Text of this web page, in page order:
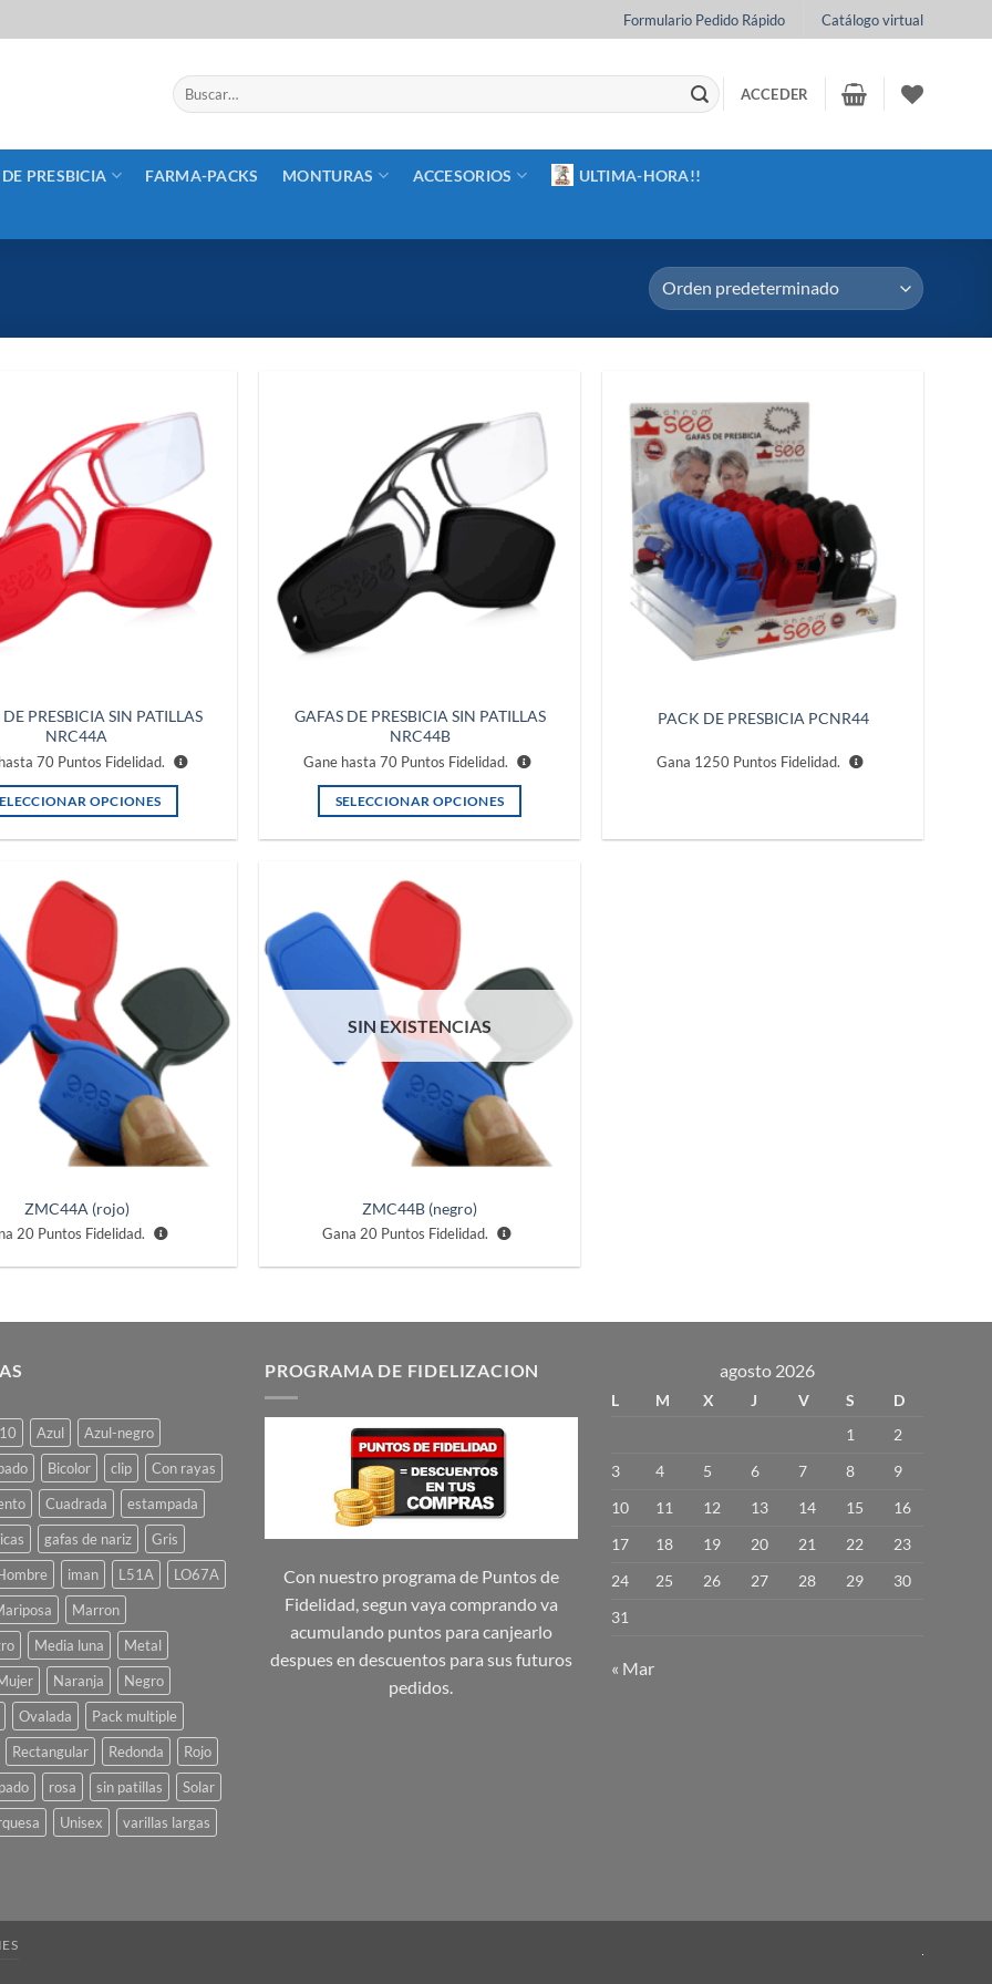
Formulario Pedido Rápido Catálogo virtual
Buscar
por:
ACCEDER
PRESBICIA FARMA-PACKS MONTURAS ACCESORIOS ULTIMA-HORA!!
Añadir
a la
deseos
PRESBICIA SIN PATILLAS
NRC44A
70 Puntos Fidelidad.
OPCIONES
múltiples
variantes.
opciones
se
pueden
elegir
en
página
de
Añadir
deseos
GAFAS DE PRESBICIA SIN PATILLAS
NRC44B
Gane hasta 70 Puntos Fidelidad.
SELECCIONAR OPCIONES
múltiples
variantes.
opciones
pueden
elegir
en
página
de
PACK DE PRESBICIA PCNR44
Gana 1250 Puntos Fidelidad.
deseos
ZMC44A (rojo)
20 Puntos Fidelidad.
deseos
SIN EXISTENCIAS
ZMC44B (negro)
Gana 20 Puntos Fidelidad.
Azul
Azul-negro
Bicolor clip
Con rayas
Cuadrada
estampada
gafas de nariz
Gris
iman L51A
LO67A
Marron
Media luna
Metal
Naranja
Negro
Ovalada
Pack multiple
Rectangular Redonda
Rojo
rosa sin patillas
Solar
Unisex
varillas largas
PROGRAMA DE FIDELIZACION
Con nuestro programa de Puntos de
Fidelidad, segun vaya comprando va
acumulando puntos para canjearlo
despues en descuentos para sus futuros
pedidos.
agosto 2026
L M X J V S
D
1
2
3
4 5 6 7 8
9
10
11 12 13 14 15
16
17
18 19 20 21 22
23
24
25 26 27 28 29
30
31
« Mar